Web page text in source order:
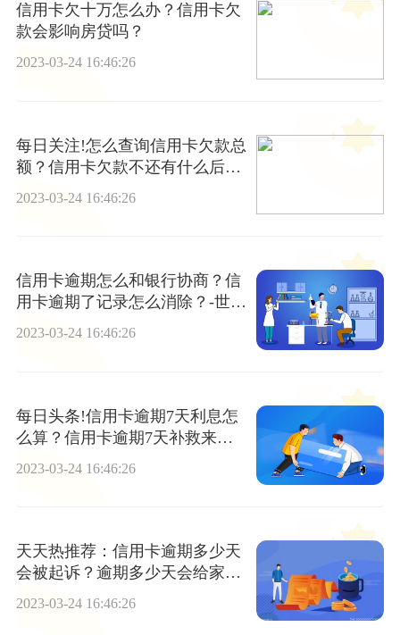
信用卡欠十万怎么办？信用卡欠
款会影响房贷吗？
2023-03-24 16:46:26
每日关注!怎么查询信用卡欠款总
额？信用卡欠款不还有什么后
2023-03-24 16:46:26
信用卡逾期怎么和银行协商？信
用卡逾期了记录怎么消除？-世界
热门
2023-03-24 16:46:26
每日头条!信用卡逾期7天利息怎
么算？信用卡逾期7天补救来得
2023-03-24 16:46:26
天天热推荐：信用卡逾期多少天
会被起诉？逾期多少天会给家里
2023-03-24 16:46:26